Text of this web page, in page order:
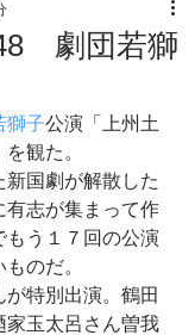
劇団若獅
獅子公演「上州土
観た。
国劇が解散した
有志が集まって作
もう１７回の公演
のだ。
特別出演。鶴田
家玉太呂さん曽我